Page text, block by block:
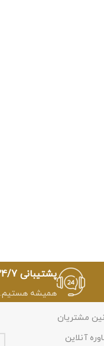
پشتیبانی 24/7
همیشه هستیم.
مشتریان
آنلاین